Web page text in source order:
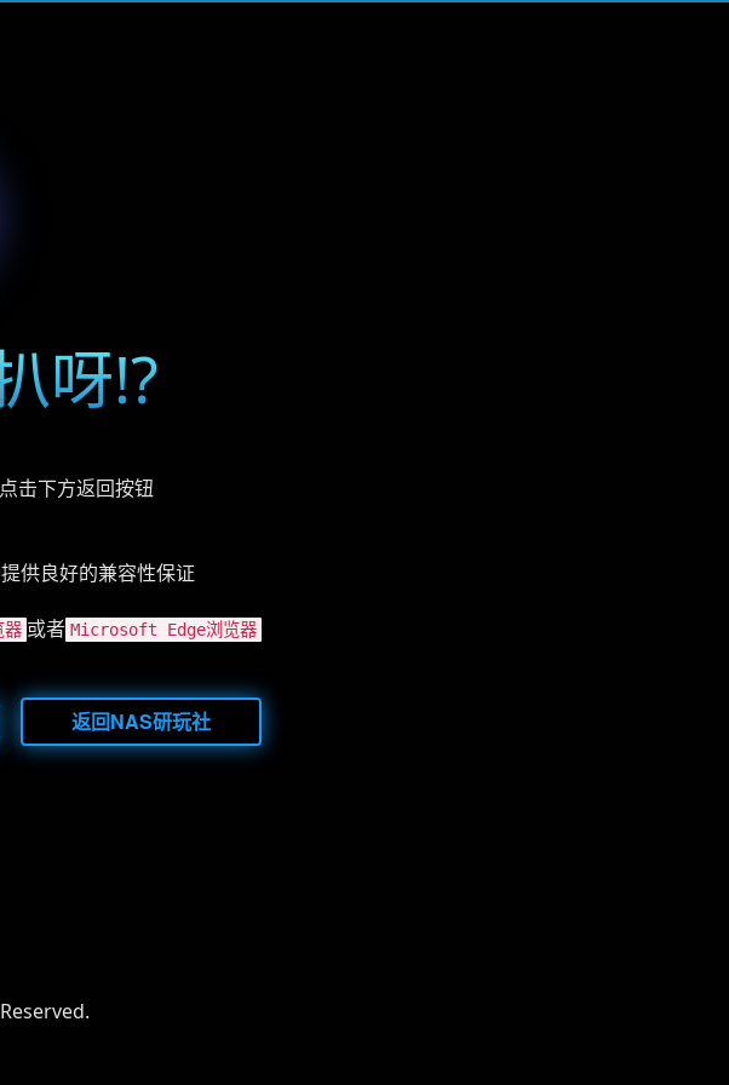
呀!?
击下方返回按钮
供良好的兼容性保证
器 或者 Microsoft Edge浏览器
返回NAS研玩社